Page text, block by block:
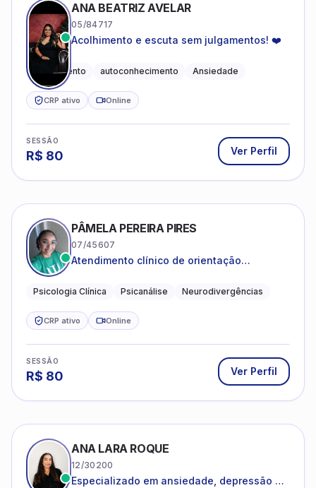
ANA BEATRIZ AVELAR
05/84717
Acolhimento e escuta sem julgamentos! ❤️
Acolhimento autoconhecimento Ansiedade
CRP ativo Online
SESSÃO
R$ 80 Ver Perfil
PÂMELA PEREIRA PIRES
07/45607
Atendimento clínico de orientação
crianças neurotípicas
Psicologia Clínica Psicanálise Neurodivergências
CRP ativo Online
SESSÃO
R$ 80 Ver Perfil
ANA LARA ROQUE
12/30200
Especializado em ansiedade, depressão e